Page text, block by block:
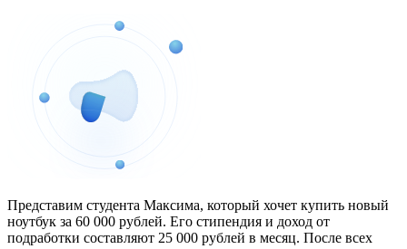
Представим студента Максима, который хочет купить новый
ноутбук за 60 000 рублей. Его стипендия и доход от
подработки составляют 25 000 рублей в месяц. После всех